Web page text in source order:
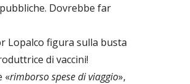
Dovrebbe far
Lopalco figura sulla busta
di vaccini!
«rimborso spese di viaggio»,